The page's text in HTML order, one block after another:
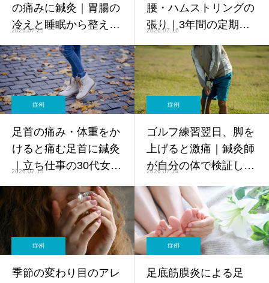
の痛みに鍼灸｜胃腸の
冷えと睡眠から整えた
【症例】
2026.07.25
腰・ハムストリングの
張り｜3年間の定期メ
営業職【症例】
2026.07.16
症例
足首の痛み・体重をか
けると痛む足首に鍼灸
｜立ち仕事の30代女性
2026.07.15
症例
ゴルフ練習翌日、脚を
上げると激痛｜鍼灸師
が自分の体で検証した
代男性・症例】
2026.07.14
症例
季節の変わり目のアレ
症例
足底筋膜炎による足